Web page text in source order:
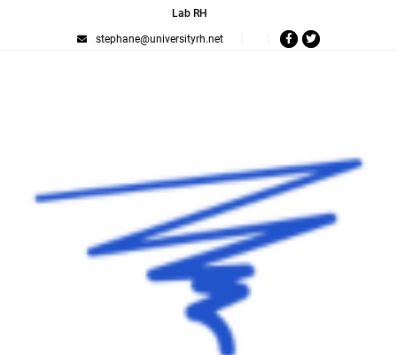
Lab RH
stephane@universityrh.net